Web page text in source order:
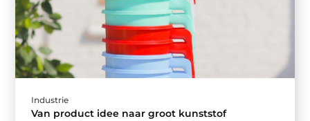
Industrie
Van product idee naar groot kunststof